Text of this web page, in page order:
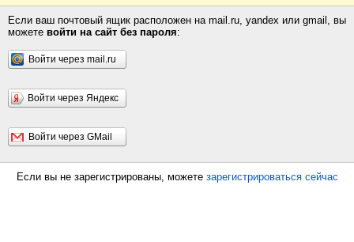
Если ваш почтовый ящик расположен на mail.ru, yandex или gmail, вы
можете войти на сайт без пароля:
Войти через mail.ru
Войти через Яндекс
Войти через GMail
Если вы не зарегистрированы, можете зарегистрироваться сейчас